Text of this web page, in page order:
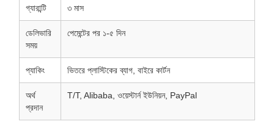
গ্যারান্টি ৩ মাস
ডেলিভারি
সময়
পেমেন্টের পর ১-৫ দিন
প্যাকিং ভিতরে প্লাস্টিকের ব্যাগ, বাইরে কার্টন
অর্থ
প্রদান
T/T, Alibaba, ওয়েস্টার্ন ইউনিয়ন, PayPal